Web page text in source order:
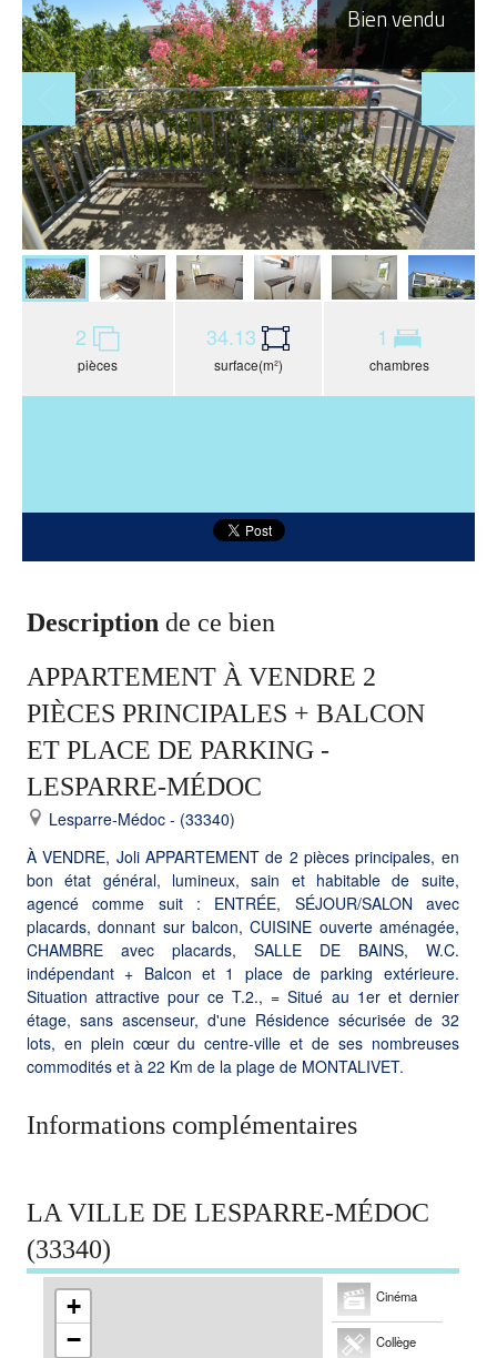
Bien vendu
2
pièces
34.13
surface(m²)
1
chambres
Description de ce bien
APPARTEMENT À VENDRE 2
PIÈCES PRINCIPALES + BALCON
ET PLACE DE PARKING -
LESPARRE-MÉDOC
Lesparre-Médoc - (33340)
À VENDRE, Joli APPARTEMENT de 2 pièces principales, en
bon état général, lumineux, sain et habitable de suite,
agencé comme suit : ENTRÉE, SÉJOUR/SALON avec
placards, donnant sur balcon, CUISINE ouverte aménagée,
CHAMBRE avec placards, SALLE DE BAINS, W.C.
indépendant + Balcon et 1 place de parking extérieure.
Situation attractive pour ce T.2., = Situé au 1er et dernier
étage, sans ascenseur, d'une Résidence sécurisée de 32
lots, en plein cœur du centre-ville et de ses nombreuses
commodités et à 22 Km de la plage de MONTALIVET.
Informations complémentaires
LA VILLE DE LESPARRE-MÉDOC
(33340)
+
−
Cinéma
Collège